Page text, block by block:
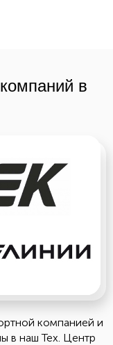
в
компанией и
в наш Тех. Центр